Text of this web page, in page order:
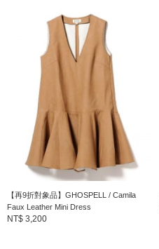
【再9折對象品】GHOSPELL / Camila
Faux Leather Mini Dress
NT$ 3,200